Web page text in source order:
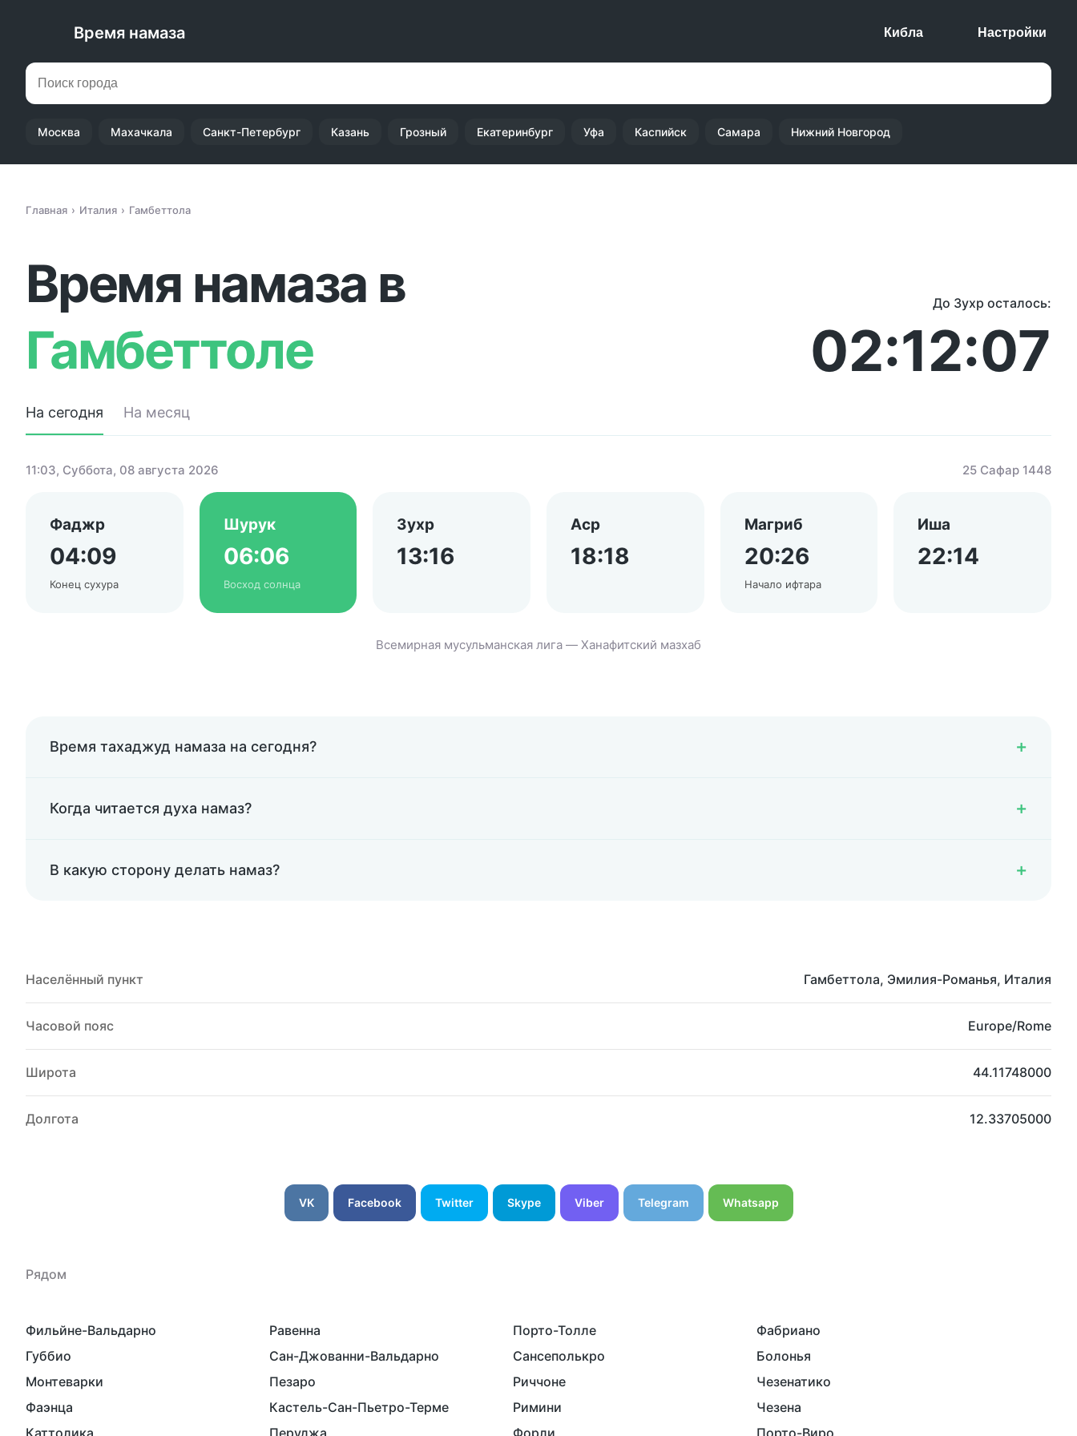
Время намаза Кибла Настройки
Москва Махачкала Санкт-Петербург Казань Грозный Екатеринбург Уфа Каспийск Самара Нижний Новгород
Главная Италия Гамбеттола
Время намаза в
Гамбеттоле
До Зухр осталось:
02:12:07
На сегодня На месяц
11:03, Суббота, 08 августа 2026 25 Сафар 1448
Фаджр
04:09
Конец сухура
Шурук
06:06
Восход солнца
Зухр
13:16
Аср
18:18
Магриб
20:26
Начало ифтара
Иша
22:14
Всемирная мусульманская лига — Ханафитский мазхаб
Время тахаджуд намаза на сегодня?
Когда читается духа намаз?
В какую сторону делать намаз?
Населённый пункт Гамбеттола, Эмилия-Романья, Италия
Часовой пояс Europe/Rome
Широта 44.11748000
Долгота 12.33705000
VK Facebook Twitter Skype Viber Telegram Whatsapp
Рядом
Фильйне-Вальдарно Равенна Порто-Толле
Фабриано
Губбио
Сан-Джованни-Вальдарно Сансеполькро
Болонья
Монтеварки
Пезаро Риччоне
Чезенатико
Фаэнца
Кастель-Сан-Пьетро-Терме Римини
Чезена
Каттолика
Перуджа Форли Порто-Виро